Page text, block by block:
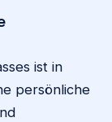
ist in
persönliche